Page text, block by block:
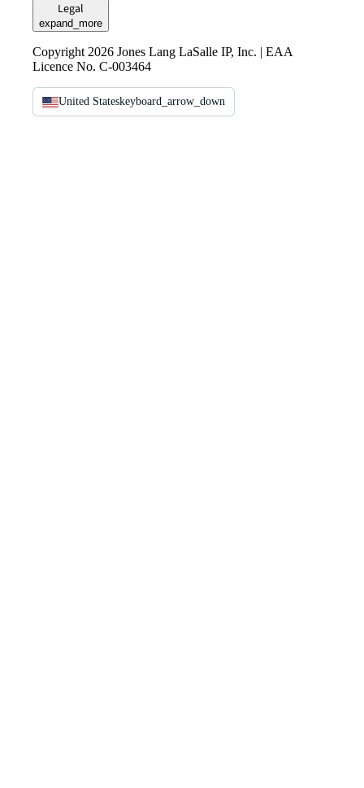
Legal
expand_more
Copyright 2026 Jones Lang LaSalle IP, Inc. | EAA
Licence No. C-003464
United Stateskeyboard_arrow_down